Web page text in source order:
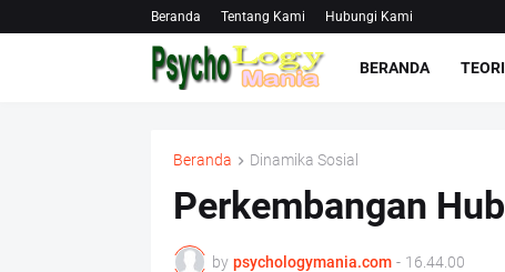
Beranda Tentang Kami Hubungi Kami
BERANDA
Beranda Dinamika Sosial
Perkembangan
by psychologymania.com - 16.44.00